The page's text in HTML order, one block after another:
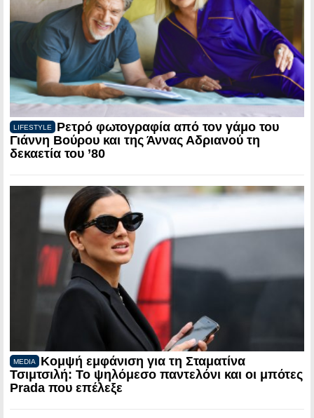
LIFESTYLE
Ρετρό φωτογραφία από τον γάμο του
Γιάννη Βούρου και της Άννας Αδριανού τη
δεκαετία του ’80
MEDIA
Κομψή εμφάνιση για τη Σταματίνα
Τσιμτσιλή: Το ψηλόμεσο παντελόνι και οι μπότες
Prada που επέλεξε